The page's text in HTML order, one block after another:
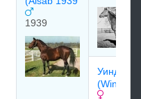
1939
Уиндс
(Winds